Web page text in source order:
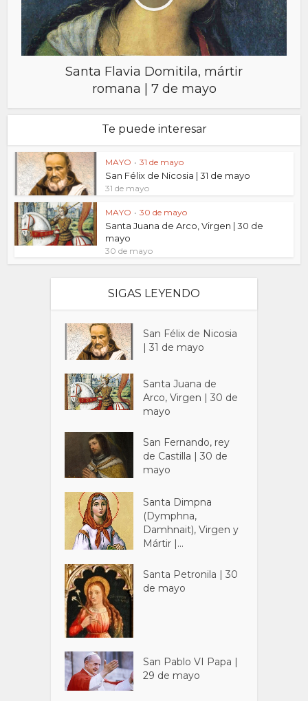
Santa Flavia Domitila, mártir
romana | 7 de mayo
Te puede interesar
MAYO • 31 de mayo
San Félix de Nicosia | 31 de mayo
31 de mayo
MAYO • 30 de mayo
Santa Juana de Arco, Virgen | 30 de
mayo
30 de mayo
SIGAS LEYENDO
San Félix de Nicosia
| 31 de mayo
Santa Juana de
Arco, Virgen | 30 de
mayo
San Fernando, rey
de Castilla | 30 de
mayo
Santa Dimpna
(Dymphna,
Damhnait), Virgen y
Mártir |...
Santa Petronila | 30
de mayo
San Pablo VI Papa |
29 de mayo